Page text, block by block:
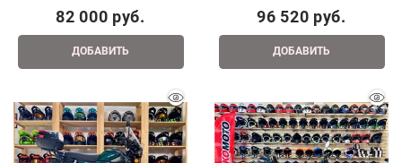
82 000 руб.
ДОБАВИТЬ
96 520 руб.
ДОБАВИТЬ